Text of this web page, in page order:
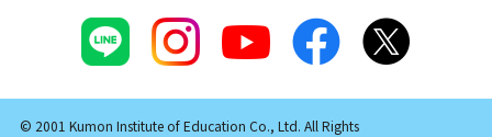
© 2001 Kumon Institute of Education Co., Ltd. All Rights